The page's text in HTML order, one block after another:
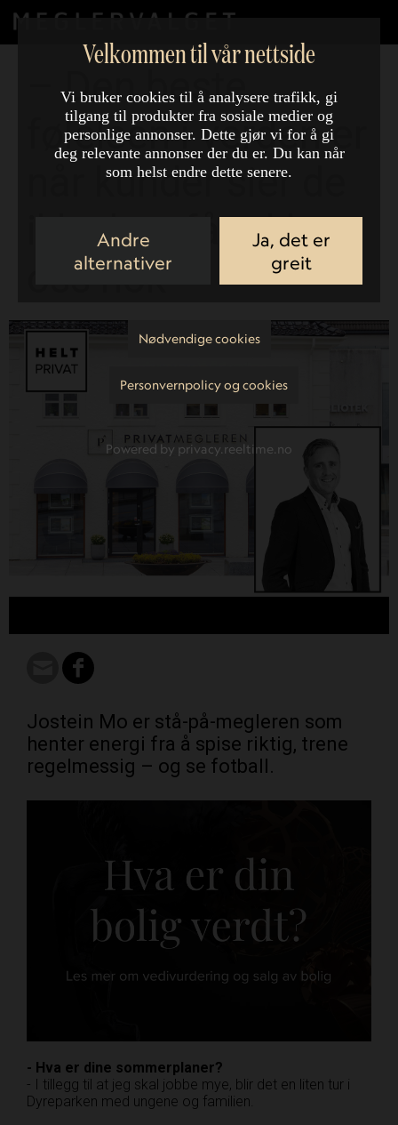
– Den beste
følelsen i verden er
når kunder sier de
ikke kan få takket
oss nok
Jostein Mo er stå-på-megleren som
henter energi fra å spise riktig, trene
regelmessig – og se fotball.
- Hva er dine sommerplaner?
- I tillegg til at jeg skal jobbe mye, blir det en liten tur i
Dyreparken med ungene og familien.
Velkommen til vår nettside
Vi bruker cookies til å analysere trafikk, gi
tilgang til produkter fra sosiale medier og
personlige annonser. Dette gjør vi for å gi
deg relevante annonser der du er. Du kan når
som helst endre dette senere.
Andre
alternativer
Ja, det er
greit
Nødvendige cookies
Personvernpolicy og cookies
Powered by privacy.reeltime.no